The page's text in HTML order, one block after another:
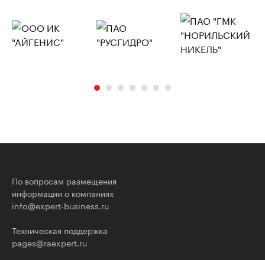
По вопросам размещения
информации о компаниях
info@expert-business.ru
Техническая поддержка
pages@raexpert.ru